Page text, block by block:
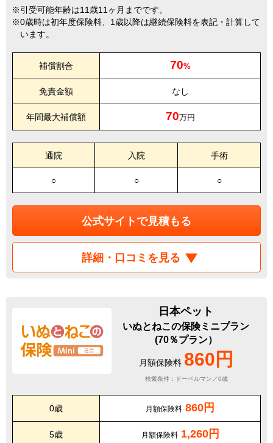
引受可能年齢は11歳11ヶ月までです。
0歳時は初年度保険料、1歳以降は継続保険料を表記・計算して
います。
補償割合 70%
免責金額 なし
年間最大補償額 70万円
通院 入院 手術
○ ○ ○
公式サイトで見積もる
詳細・口コミを見る
日本ペット
いぬとねこの保険ミニプラン
(70％プラン）
月額保険料 860円
検索条件：ドーベルマン／0歳
0歳 月額保険料 860円
5歳 月額保険料 1,260円